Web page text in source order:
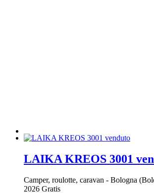
LAIKA KREOS 3001
Camper, roulotte, caravan - Bologna
2026 Gratis